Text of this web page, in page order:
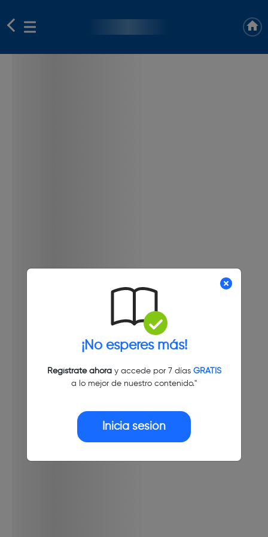
¡No esperes más!
Regístrate ahoray accede por 7 días GRATIS
a lo mejor de nuestro contenido."
Inicia sesión